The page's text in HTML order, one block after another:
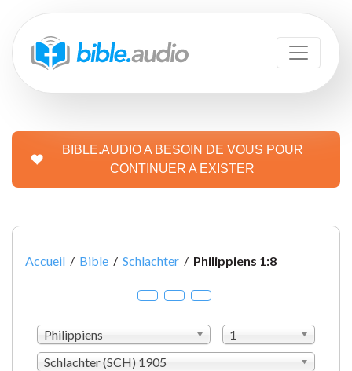
BIBLE.AUDIO A BESOIN DE VOUS POUR
CONTINUER A EXISTER
Accueil / Bible / Schlachter / Philippiens 1:8
Philippiens
1
Schlachter (SCH) 1905